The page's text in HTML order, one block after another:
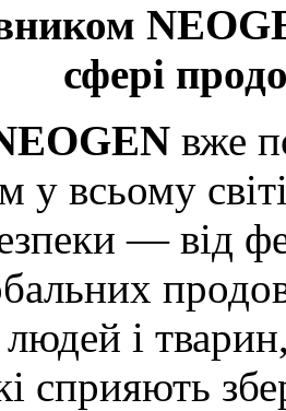
сфері
вже
у всьому
— від
і
сприяють